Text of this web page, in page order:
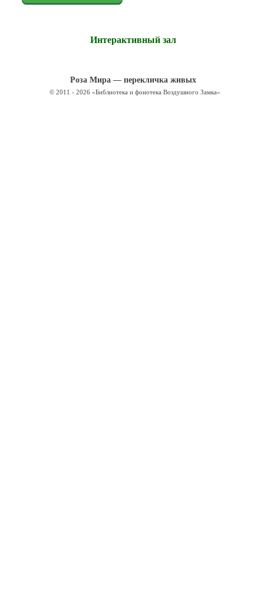
© 2011 - 2026 «Библиотека и фонотека Воздушного Замка»
Интерактивный зал
Роза Мира — перекличка живых